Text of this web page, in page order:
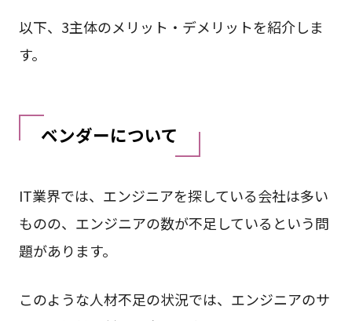
以下、3主体のメリット・デメリットを紹介しま
す。
ベンダーについて
IT業界では、エンジニアを探している会社は多い
ものの、エンジニアの数が不足しているという問
題があります。
このような人材不足の状況では、エンジニアのサ